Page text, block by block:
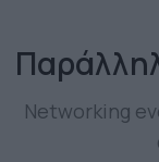
Networking